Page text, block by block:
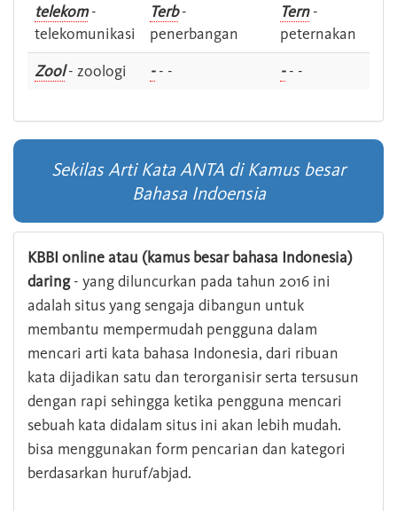
telekom-
telekomunikasi
Terb-
penerbangan
Tern-
peternakan
Zool- zoologi -- - -- -
Sekilas Arti Kata ANTA di Kamus besar
Bahasa Indoensia
KBBI online atau (kamus besar bahasa Indonesia)
daring- yang diluncurkan pada tahun 2016 ini
adalah situs yang sengaja dibangun untuk
membantu mempermudah pengguna dalam
mencari arti kata bahasa Indonesia, dari ribuan
kata dijadikan satu dan terorganisir serta tersusun
dengan rapi sehingga ketika pengguna mencari
sebuah kata didalam situs ini akan lebih mudah.
bisa menggunakan form pencarian dan kategori
berdasarkan huruf/abjad.